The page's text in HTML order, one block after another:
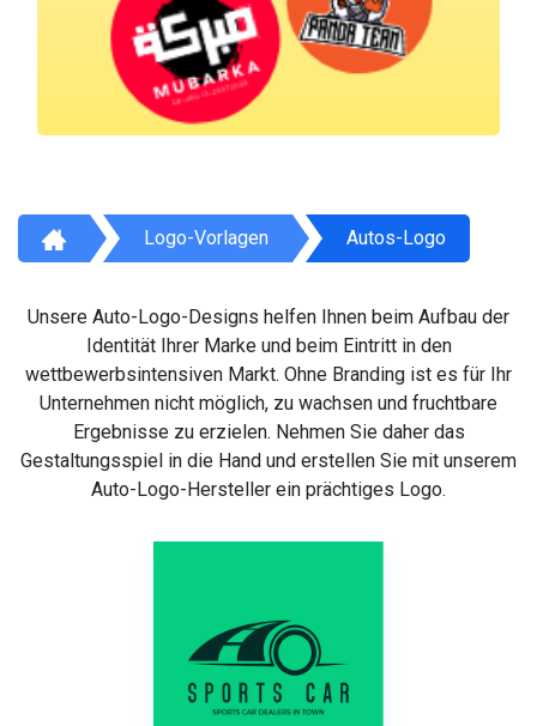
Logo-Vorlagen Autos-Logo
Unsere Auto-Logo-Designs helfen Ihnen beim Aufbau der
Identität Ihrer Marke und beim Eintritt in den
wettbewerbsintensiven Markt. Ohne Branding ist es für Ihr
Unternehmen nicht möglich, zu wachsen und fruchtbare
Ergebnisse zu erzielen. Nehmen Sie daher das
Gestaltungsspiel in die Hand und erstellen Sie mit unserem
Auto-Logo-Hersteller ein prächtiges Logo.